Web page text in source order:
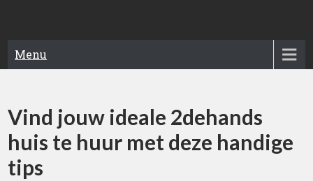
Menu
Vind jouw ideale 2dehands
huis te huur met deze handige
tips